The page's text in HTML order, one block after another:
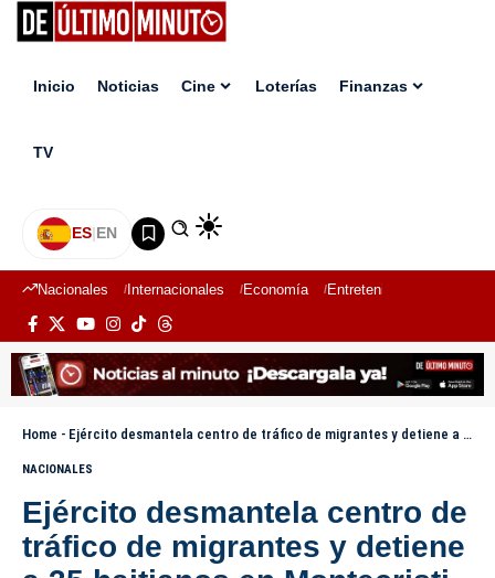
Inicio Noticias Cine Loterías Finanzas
TV
ES|EN
Nacionales Internacionales Economía Entretenimiento
Home - Ejército desmantela centro de tráfico de migrantes y detiene a 35 haitianos en Montecristi
NACIONALES
Ejército desmantela centro de
tráfico de migrantes y detiene